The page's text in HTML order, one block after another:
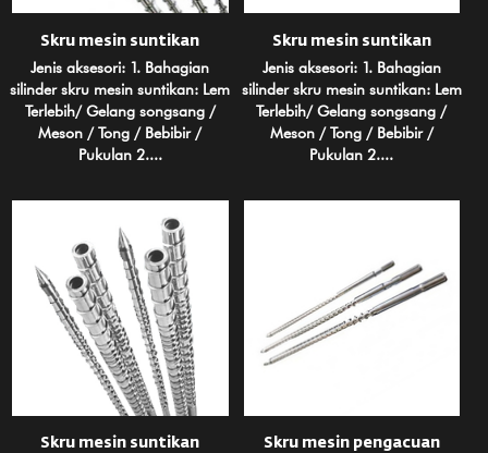
Skru mesin suntikan
Jenis aksesori: 1. Bahagian
silinder skru mesin suntikan: Lem
Terlebih/ Gelang songsang /
Meson / Tong / Bebibir /
Pukulan 2....
Skru mesin suntikan
Jenis aksesori: 1. Bahagian
silinder skru mesin suntikan: Lem
Terlebih/ Gelang songsang /
Meson / Tong / Bebibir /
Pukulan 2....
Skru mesin suntikan
Skru mesin pengacuan